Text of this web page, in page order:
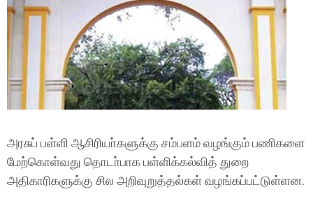
அரசுப் பள்ளி ஆசிரியா்களுக்கு சம்பளம் வழங்கும் பணிகளை
மேற்கொள்வது தொடா்பாக பள்ளிக்கல்வித் துறை
அதிகாரிகளுக்கு சில அறிவுறுத்தல்கள் வழங்கப்பட்டுள்ளன.